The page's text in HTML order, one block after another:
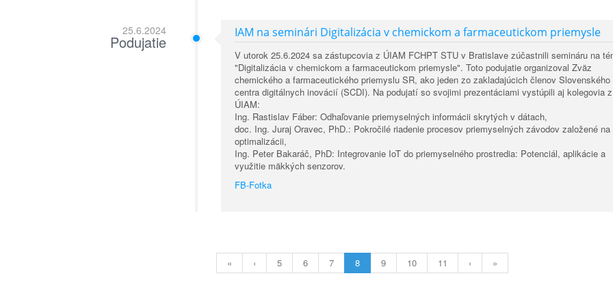
25.6.2024
Podujatie IAM na seminári Digitalizácia v chemickom a farmaceutickom priemysle
V utorok 25.6.2024 sa zástupcovia z ÚIAM FCHPT STU v Bratislave zúčastnili semináru na
"Digitalizácia v chemickom a farmaceutickom priemysle". Toto podujatie organizoval Zväz
chemického a farmaceutického priemyslu SR, ako jeden zo zakladajúcich členov Slovenského
centra digitálnych inovácií (SCDI). Na podujatí so svojimi prezentáciami vystúpili aj kolegovia z
ÚIAM:
Ing. Rastislav Fáber: Odhaľovanie priemyselných informácii skrytých v dátach,
doc. Ing. Juraj Oravec, PhD.: Pokročilé riadenie procesov priemyselných závodov založené na
optimalizácii,
Ing. Peter Bakaráč, PhD: Integrovanie IoT do priemyselného prostredia: Potenciál, aplikácie a
využitie mäkkých senzorov.
FB-Fotka
« ‹ 5 6 7 8 9 10 11 › »